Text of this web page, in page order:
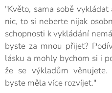
"Květo, sama sobě
nic, to si neberte nijak
schopnosti k vykládání
byste za mnou přijet?
lásku a mohly bychom si i
že se výkladům věnujete.
byste měla více rozvíjet."